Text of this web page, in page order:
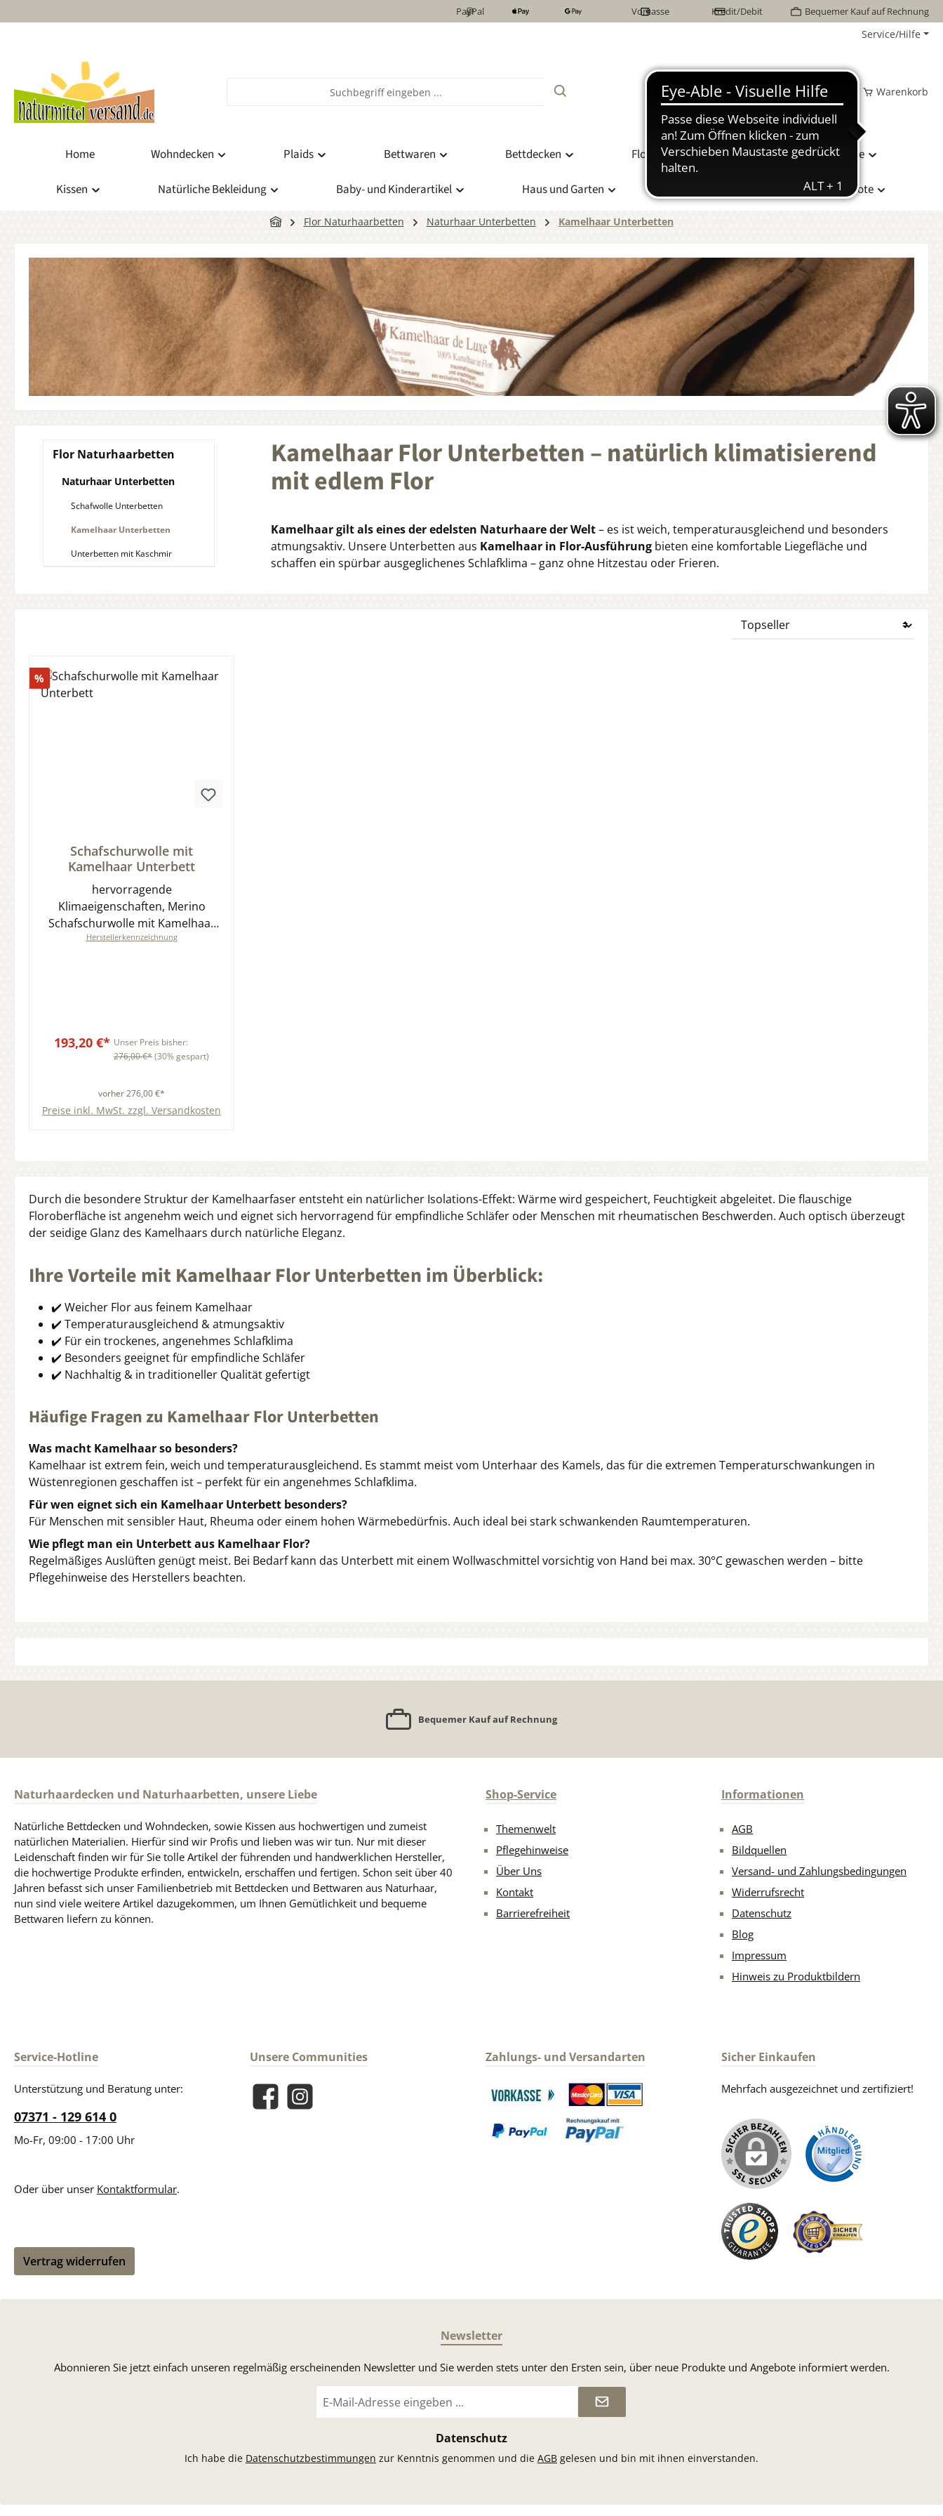
PayPal Vorkasse Kredit/Debit Bequemer Kauf auf Rechnung
Service/Hilfe
Wunschzettel Mein Konto Warenkorb
Home Wohndecken Plaids Bettwaren Bettdecken Flor Naturhaarbetten Bettwäsche
Kissen Natürliche Bekleidung Baby- und Kinderartikel Haus und Garten Sonderangebote
Flor Naturhaarbetten Naturhaar Unterbetten Kamelhaar Unterbetten
Flor Naturhaarbetten
Naturhaar Unterbetten
Schafwolle Unterbetten
Kamelhaar Unterbetten
Unterbetten mit Kaschmir
Kamelhaar Flor Unterbetten – natürlich klimatisierend
mit edlem Flor
Kamelhaar gilt als eines der edelsten Naturhaare der Welt– es ist weich, temperaturausgleichend und besonders
atmungsaktiv. Unsere Unterbetten aus Kamelhaar in Flor-Ausführung bieten eine komfortable Liegefläche und
schaffen ein spürbar ausgeglichenes Schlafklima – ganz ohne Hitzestau oder Frieren.
% Rabatt
Durchschnittliche Bewertung von 0 von 5 Sternen
Schafschurwolle mit
Kamelhaar Unterbett
hervorragende
Klimaeigenschaften, Merino
Schafschurwolle mit Kamelhaar
Unterbett verschiedene Größen
Herstellerkennzeichnung
193,20 €* Unser Preis bisher:
276,00 €*(30% gespart)
vorher 276,00 €*
Preise inkl. MwSt. zzgl. Versandkosten
Durch die besondere Struktur der Kamelhaarfaser entsteht ein natürlicher Isolations-Effekt: Wärme wird gespeichert, Feuchtigkeit abgeleitet. Die flauschige
Floroberfläche ist angenehm weich und eignet sich hervorragend für empfindliche Schläfer oder Menschen mit rheumatischen Beschwerden. Auch optisch überzeugt
der seidige Glanz des Kamelhaars durch natürliche Eleganz.
Ihre Vorteile mit Kamelhaar Flor Unterbetten im Überblick:
✔️ Weicher Flor aus feinem Kamelhaar
✔️ Temperaturausgleichend & atmungsaktiv
✔️ Für ein trockenes, angenehmes Schlafklima
✔️ Besonders geeignet für empfindliche Schläfer
✔️ Nachhaltig & in traditioneller Qualität gefertigt
Häufige Fragen zu Kamelhaar Flor Unterbetten
Was macht Kamelhaar so besonders?
Kamelhaar ist extrem fein, weich und temperaturausgleichend. Es stammt meist vom Unterhaar des Kamels, das für die extremen Temperaturschwankungen in
Wüstenregionen geschaffen ist – perfekt für ein angenehmes Schlafklima.
Für wen eignet sich ein Kamelhaar Unterbett besonders?
Für Menschen mit sensibler Haut, Rheuma oder einem hohen Wärmebedürfnis. Auch ideal bei stark schwankenden Raumtemperaturen.
Wie pflegt man ein Unterbett aus Kamelhaar Flor?
Regelmäßiges Auslüften genügt meist. Bei Bedarf kann das Unterbett mit einem Wollwaschmittel vorsichtig von Hand bei max. 30°C gewaschen werden – bitte
Pflegehinweise des Herstellers beachten.
Bequemer Kauf auf Rechnung
Naturhaardecken und Naturhaarbetten, unsere Liebe
Natürliche Bettdecken und Wohndecken, sowie Kissen aus hochwertigen und zumeist
natürlichen Materialien. Hierfür sind wir Profis und lieben was wir tun. Nur mit dieser
Leidenschaft finden wir für Sie tolle Artikel der führenden und handwerklichen Hersteller,
die hochwertige Produkte erfinden, entwickeln, erschaffen und fertigen. Schon seit über 40
Jahren befasst sich unser Familienbetrieb mit Bettdecken und Bettwaren aus Naturhaar,
nun sind viele weitere Artikel dazugekommen, um Ihnen Gemütlichkeit und bequeme
Bettwaren liefern zu können.
Shop-Service
Themenwelt
Pflegehinweise
Über Uns
Kontakt
Barrierefreiheit
Informationen
AGB
Bildquellen
Versand- und Zahlungsbedingungen
Widerrufsrecht
Datenschutz
Blog
Impressum
Hinweis zu Produktbildern
Service-Hotline
Unterstützung und Beratung unter:
07371 - 129 614 0
Mo-Fr, 09:00 - 17:00 Uhr
Oder über unser Kontaktformular.
Vertrag widerrufen
Unsere Communities
FacebookInstagram
Zahlungs- und Versandarten
Benutzerdefiniertes Bild 1Benutzerdefiniertes Bild 2
Sicher Einkaufen
Mehrfach ausgezeichnet und zertifiziert!
Newsletter
Abonnieren Sie jetzt einfach unseren regelmäßig erscheinenden Newsletter und Sie werden stets unter den Ersten sein, über neue Produkte und Angebote informiert werden.
Mail-
Adresse
Datenschutz
Ich habe die Datenschutzbestimmungen zur Kenntnis genommen und die AGB gelesen und bin mit ihnen einverstanden.